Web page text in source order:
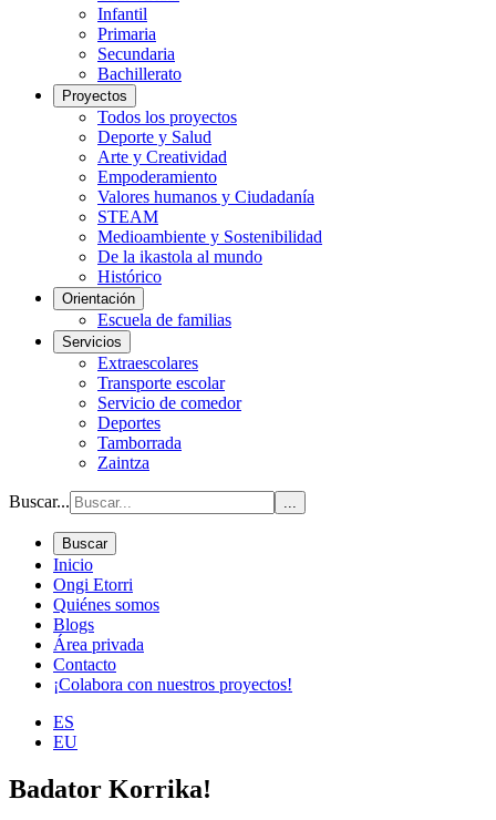
Infantil
Primaria
Secundaria
Bachillerato
Proyectos
Todos los proyectos
Deporte y Salud
Arte y Creatividad
Empoderamiento
Valores humanos y Ciudadanía
STEAM
Medioambiente y Sostenibilidad
De la ikastola al mundo
Histórico
Orientación
Escuela de familias
Servicios
Extraescolares
Transporte escolar
Servicio de comedor
Deportes
Tamborrada
Zaintza
Buscar... ...
Buscar
Inicio
Ongi Etorri
Quiénes somos
Blogs
Área privada
Contacto
¡Colabora con nuestros proyectos!
ES
EU
Badator Korrika!